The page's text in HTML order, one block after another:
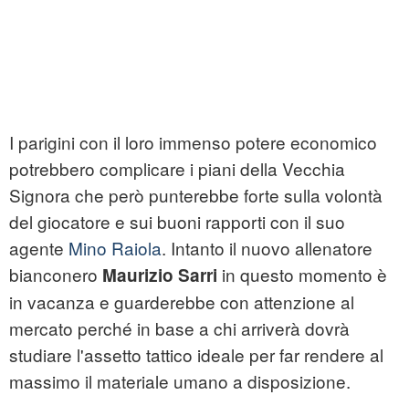
I parigini con il loro immenso potere economico
potrebbero complicare i piani della Vecchia
Signora che però punterebbe forte sulla volontà
del giocatore e sui buoni rapporti con il suo
agente Mino Raiola. Intanto il nuovo allenatore
bianconero Maurizio Sarri in questo momento è
in vacanza e guarderebbe con attenzione al
mercato perché in base a chi arriverà dovrà
studiare l'assetto tattico ideale per far rendere al
massimo il materiale umano a disposizione.